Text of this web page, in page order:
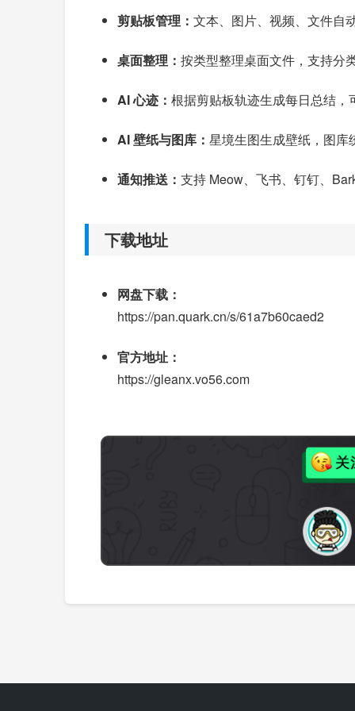
剪贴板管理： 文本、图片、视频、文件自
桌面整理： 按类型整理桌面文件，支持分
AI 心迹： 根据剪贴板轨迹生成每日总结
AI 壁纸与图库： 星境生图生成壁纸，图库
通知推送： 支持 Meow、飞书、钉钉、
下载地址
网盘下载：
https://pan.quark.cn/s/61a7b60caed2
官方地址：
https://gleanx.vo56.com